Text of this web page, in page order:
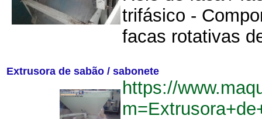
trifásico -
facas rotativas
Extrusora de sabão / sabonete
https://